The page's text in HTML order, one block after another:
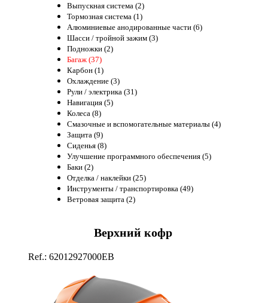
Выпускная система (2)
Тормозная система (1)
Алюминиевые анодированные части (6)
Шасси / тройной зажим (3)
Подножки (2)
Багаж (37)
Карбон (1)
Охлаждение (3)
Рули / электрика (31)
Навигация (5)
Колеса (8)
Смазочные и вспомогательные материалы (4)
Защита (9)
Сиденья (8)
Улучшение программного обеспечения (5)
Баки (2)
Отделка / наклейки (25)
Инструменты / транспортировка (49)
Ветровая защита (2)
Верхний кофр
Ref.: 62012927000EB